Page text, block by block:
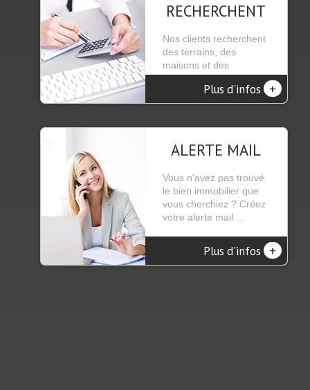
RECHERCHENT
Nos clients recherchent
des terrains, des
maisons et des
appartements se trou...
Plus d'infos +
ALERTE MAIL
Vous n'avez pas trouvé
le bien immobilier que
vous cherchiez ? Créez
votre alerte mail ...
Plus d'infos +